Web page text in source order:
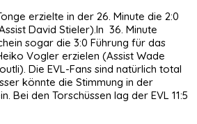
erzielte in der 26. Minute die 2:0
David Stieler).In 36. Minute
sogar die 3:0 Führung für das
Vogler erzielen (Assist Wade
Die EVL-Fans sind natürlich total
könnte die Stimmung in der
Bei den Torschüssen lag der EVL 11:5